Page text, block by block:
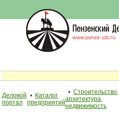
Деловой
портал
• Каталог
предприятий
• Строительство,
архитектура,
недвижимость